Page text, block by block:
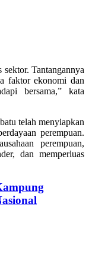
Tantangannya
faktor ekonomi dan
bersama,” kata
telah menyiapkan
perempuan.
perempuan,
dan memperluas